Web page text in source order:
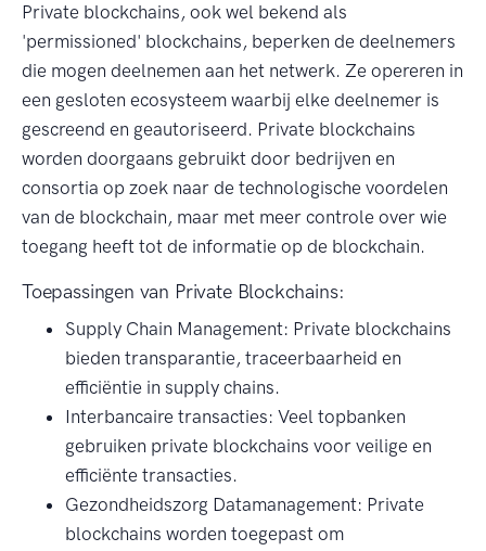
Private blockchains, ook wel bekend als
'permissioned' blockchains, beperken de deelnemers
die mogen deelnemen aan het netwerk. Ze opereren in
een gesloten ecosysteem waarbij elke deelnemer is
gescreend en geautoriseerd. Private blockchains
worden doorgaans gebruikt door bedrijven en
consortia op zoek naar de technologische voordelen
van de blockchain, maar met meer controle over wie
toegang heeft tot de informatie op de blockchain.
Toepassingen van Private Blockchains:
Supply Chain Management: Private blockchains
bieden transparantie, traceerbaarheid en
efficiëntie in supply chains.
Interbancaire transacties: Veel topbanken
gebruiken private blockchains voor veilige en
efficiënte transacties.
Gezondheidszorg Datamanagement: Private
blockchains worden toegepast om